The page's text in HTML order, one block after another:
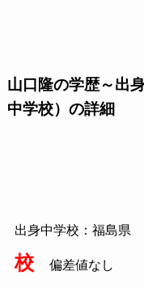
山口隆の学歴～出
中学校）の詳細
出身中学校：福島県
校
偏差値なし